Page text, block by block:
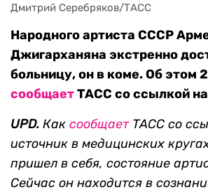
Дмитрий Серебряков/ТАСС
Народного артиста СССР
Джигарханяна экстренно
больницу, он в коме. Об этом
сообщаетТАСС со ссылкой
UPD. Как сообщаетТАСС со
источник в медицинских
пришел в себя, состояние
Сейчас он находится в